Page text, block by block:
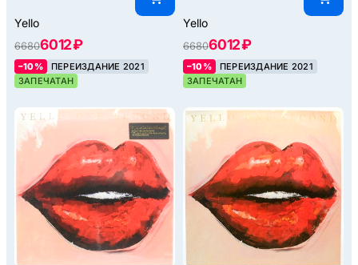
Yello
66806012 ₽
–10%
ПЕРЕИЗДАНИЕ 2021
ЗАПЕЧАТАН
Yello
66806012 ₽
–10%
ПЕРЕИЗДАНИЕ 2021
ЗАПЕЧАТАН